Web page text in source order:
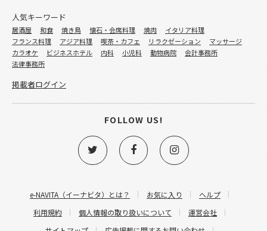
e-NAVITA（イーナビタ）とは？ お気に入り
ヘルプ
利用規約
個人情報の取り扱いについて
運営会社
人気キーワード
居酒屋 和食 焼き鳥 懐石・会席料理 焼肉
イタリア料理
フランス料理
アジア料理 喫茶・カフェ リラクゼーション
マッサージ
カラオケ
ビジネスホテル 内科 小児科 動物病院
会計事務所
法律事務所
掲載者ログイン
FOLLOW US!